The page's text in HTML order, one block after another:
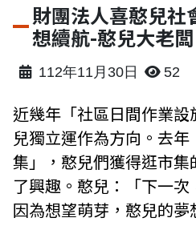
財團法人喜憨兒社
想續航-憨兒大老闆
112年11月30日 52
近幾年「社區日間作業
兒獨立運作為方向。去
集」，憨兒們獲得逛市
了興趣。憨兒：「下一次
因為想望萌芽，憨兒的夢